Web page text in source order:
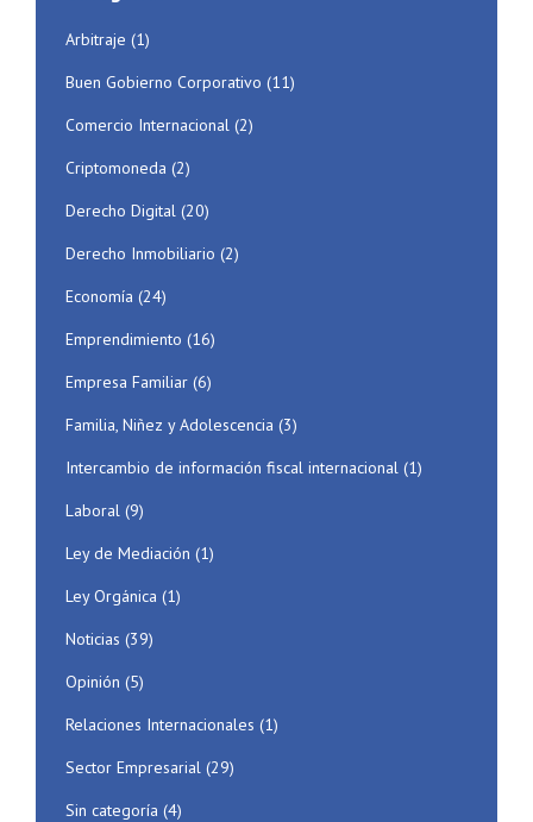
Arbitraje (1)
Buen Gobierno Corporativo (11)
Comercio Internacional (2)
Criptomoneda (2)
Derecho Digital (20)
Derecho Inmobiliario (2)
Economía (24)
Emprendimiento (16)
Empresa Familiar (6)
Familia, Niñez y Adolescencia (3)
Intercambio de información fiscal internacional (1)
Laboral (9)
Ley de Mediación (1)
Ley Orgánica (1)
Noticias (39)
Opinión (5)
Relaciones Internacionales (1)
Sector Empresarial (29)
Sin categoría (4)